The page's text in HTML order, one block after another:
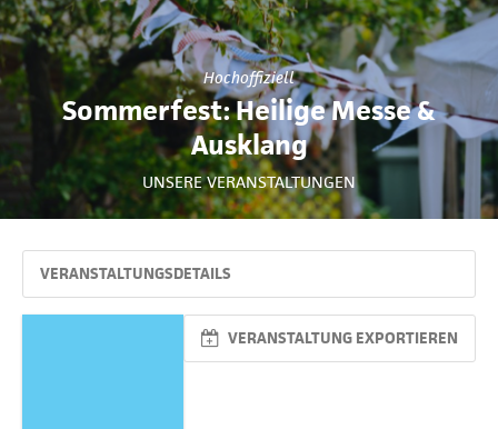
Hochoffiziell
Sommerfest: Heilige Messe &
Ausklang
UNSERE VERANSTALTUNGEN
VERANSTALTUNGSDETAILS
VERANSTALTUNG EXPORTIEREN